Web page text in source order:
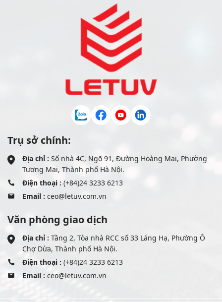
Trụ sở chính:
Địa chỉ : Số nhà 4C, Ngõ 91, Đường Hoàng Mai, Phường
Tương Mai, Thành phố Hà Nội.
Điện thoại : (+84)24 3233 6213
Email : ceo@letuv.com.vn
Văn phòng giao dịch
Địa chỉ : Tầng 2, Tòa nhà RCC số 33 Láng Hạ, Phường Ô
Chợ Dừa, Thành phố Hà Nội.
Điện thoại : (+84)24 3233 6213
Email : ceo@letuv.com.vn